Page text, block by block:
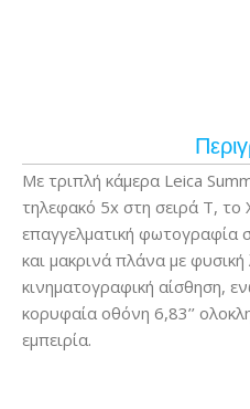
Με τριπλή κάμερα Leica
τηλεφακό 5x στη σειρά T, το
επαγγελματική φωτογραφία
και μακρινά πλάνα με φυσική
κινηματογραφική αίσθηση,
κορυφαία οθόνη 6,83’’
εμπειρία.